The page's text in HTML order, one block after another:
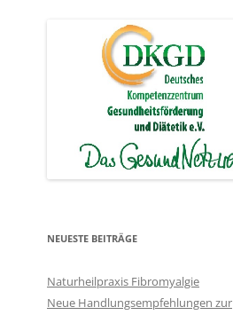
NEUESTE BEITRÄGE
Naturheilpraxis Fibromyalgie
Neue Handlungsempfehlungen zur